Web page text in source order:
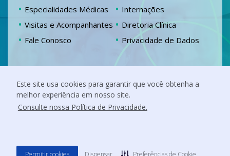
Este site usa cookies para garantir que você obtenha a
melhor experiência em nosso site.
Consulte nossa Política de Privacidade.
Permitir cookies Dispensar Preferências de Cookie
Especialidades Médicas
Internações
Visitas e Acompanhantes
Diretoria Clínica
Fale Conosco
Privacidade de Dados
Chácara Fernando Jardim, 555 Campestre,
Itabira – MG
Siga nossas redes
o g d b